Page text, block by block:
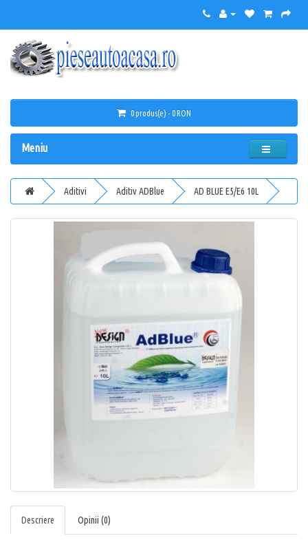
0 produs(e) - 0 RON
Meniu
Aditivi Aditiv ADBlue AD BLUE E5/E6 10L
Descriere Opinii (0)